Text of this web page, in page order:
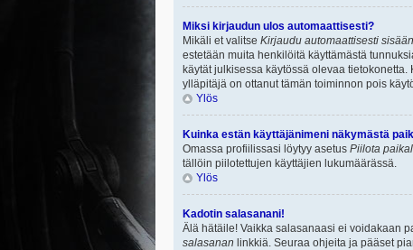
Miksi kirjaudun ulos automaattisesti?
Mikäli et valitse Kirjaudu automaattisesti
estetään muita henkilöitä käyttämästä
käytät julkisessa käytössä olevaa
ylläpitäjä on ottanut tämän toiminnon pois
Ylös
Kuinka estän käyttäjänimeni näkymästä
Omassa profiilissasi löytyy asetus Piilota
tällöin piilotettujen käyttäjien lukumäärässä.
Ylös
Kadotin salasanani!
Älä hätäile! Vaikka salasanaasi ei voidakaan
salasanan linkkiä. Seuraa ohjeita ja pääset